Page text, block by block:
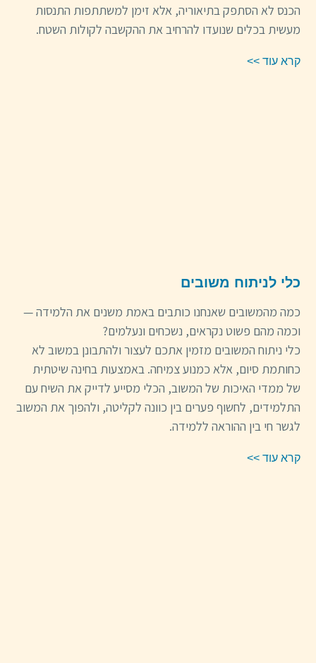
הכנס לא הסתפק בתיאוריה, אלא זימן למשתתפות התנסות
מעשית בכלים שנועדו להרחיב את ההקשבה לקולות השטח.
קרא עוד >>
כלי לניתוח משובים
כמה מהמשובים שאנחנו כותבים באמת משנים את הלמידה —
וכמה מהם פשוט נקראים, נשכחים ונעלמים?
כלי ניתוח המשובים מזמין אתכם לעצור ולהתבונן במשוב לא
כחותמת סיום, אלא כמנוע צמיחה. באמצעות בחינה שיטתית
של ממדי האיכות של המשוב, הכלי מסייע לדייק את השיח עם
התלמידים, לחשוף פערים בין כוונה לקליטה, ולהפוך את המשוב
לגשר חי בין ההוראה ללמידה.
קרא עוד >>